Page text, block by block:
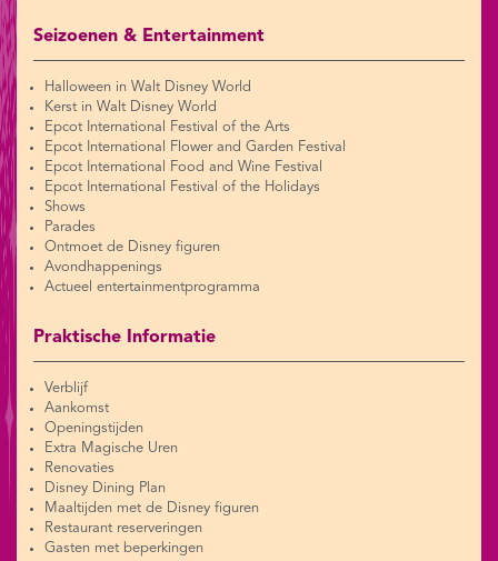
Seizoenen & Entertainment
Halloween in Walt Disney World
Kerst in Walt Disney World
Epcot International Festival of the Arts
Epcot International Flower and Garden Festival
Epcot International Food and Wine Festival
Epcot International Festival of the Holidays
Shows
Parades
Ontmoet de Disney figuren
Avondhappenings
Actueel entertainmentprogramma
Praktische Informatie
Verblijf
Aankomst
Openingstijden
Extra Magische Uren
Renovaties
Disney Dining Plan
Maaltijden met de Disney figuren
Restaurant reserveringen
Gasten met beperkingen